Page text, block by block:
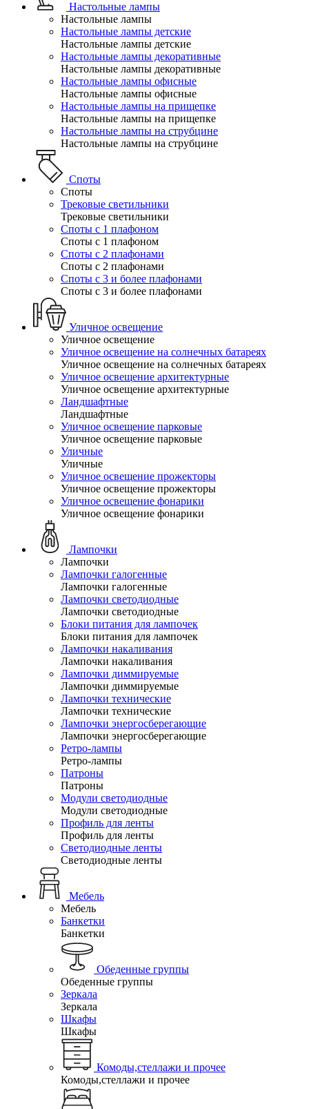
Настольные лампы
Настольные лампы
Настольные лампы детские
Настольные лампы детские
Настольные лампы декоративные
Настольные лампы декоративные
Настольные лампы офисные
Настольные лампы офисные
Настольные лампы на прищепке
Настольные лампы на прищепке
Настольные лампы на струбцине
Настольные лампы на струбцине
Споты
Споты
Трековые светильники
Трековые светильники
Споты с 1 плафоном
Споты с 1 плафоном
Споты с 2 плафонами
Споты с 2 плафонами
Споты с 3 и более плафонами
Споты с 3 и более плафонами
Уличное освещение
Уличное освещение
Уличное освещение на солнечных батареях
Уличное освещение на солнечных батареях
Уличное освещение архитектурные
Уличное освещение архитектурные
Ландшафтные
Ландшафтные
Уличное освещение парковые
Уличное освещение парковые
Уличные
Уличные
Уличное освещение прожекторы
Уличное освещение прожекторы
Уличное освещение фонарики
Уличное освещение фонарики
Лампочки
Лампочки
Лампочки галогенные
Лампочки галогенные
Лампочки светодиодные
Лампочки светодиодные
Блоки питания для лампочек
Блоки питания для лампочек
Лампочки накаливания
Лампочки накаливания
Лампочки диммируемые
Лампочки диммируемые
Лампочки технические
Лампочки технические
Лампочки энергосберегающие
Лампочки энергосберегающие
Ретро-лампы
Ретро-лампы
Патроны
Патроны
Модули светодиодные
Модули светодиодные
Профиль для ленты
Профиль для ленты
Светодиодные ленты
Светодиодные ленты
Мебель
Мебель
Банкетки
Банкетки
Обеденные группы
Обеденные группы
Зеркала
Зеркала
Шкафы
Шкафы
Комоды,стеллажи и прочее
Комоды,стеллажи и прочее